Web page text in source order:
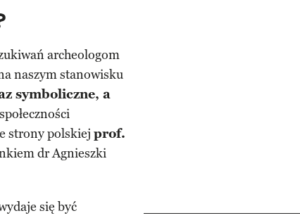
archeologom
naszym stanowisku
symboliczne, a
strony polskiej prof.
dr Agnieszki
się być